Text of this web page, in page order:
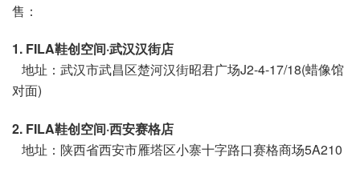
售：
1. FILA鞋创空间·武汉汉街店
地址：武汉市武昌区楚河汉街昭君广场J2-4-17/18(蜡像馆
对面)
2. FILA鞋创空间·西安赛格店
地址：陕西省西安市雁塔区小寨十字路口赛格商场5A210